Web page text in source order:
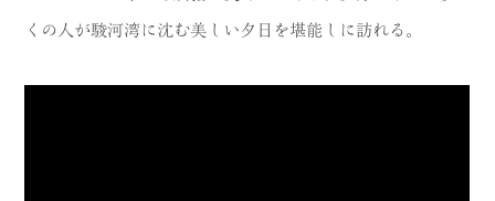
EVENT
くの人が駿河湾に沈む美しい夕日を堪能しに訪れる。